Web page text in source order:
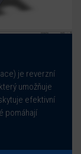
je reverzní
umožňuje
efektivní
pomáhají